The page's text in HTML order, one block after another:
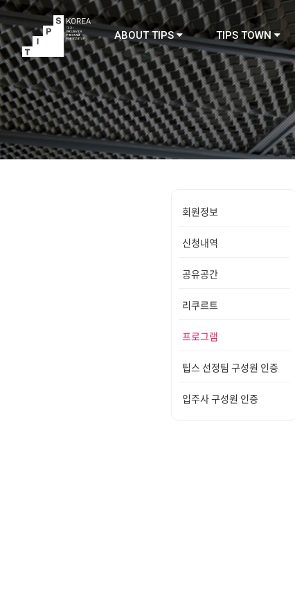
TIPS
ABOUT TIPS TIPS TOWN
회원정보
신청내역
공유공간
리쿠르트
프로그램
팁스 선정팀 구성원 인증
입주사 구성원 인증